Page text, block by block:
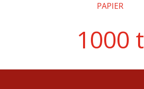
PAPIER
1000 t